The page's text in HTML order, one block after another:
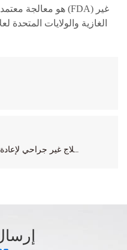
الغازية والولايات
ما هو علاج ECP؟ علاج غير جراحي لإعادة تأهيل القلب